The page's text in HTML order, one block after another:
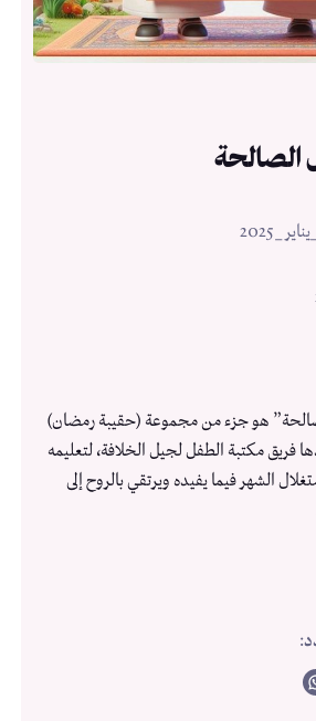
الصالحة
هو جزء من مجموعة (حقيبة رمضان)
فريق مكتبة الطفل لجيل الخلافة، لتعليمه
الشهر فيما يفيده ويرتقي بالروح إلى
: